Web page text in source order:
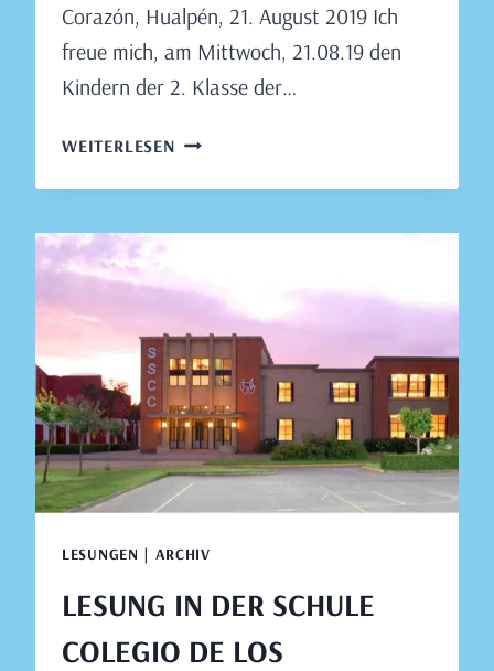
Corazón, Hualpén, 21. August 2019 Ich
freue mich, am Mittwoch, 21.08.19 den
Kindern der 2. Klasse der…
WEITERLESENLESUNG
DER
CORAZÓN,
HUALPÉN,
21.
AUGUST
2019
LESUNGEN | ARCHIV
LESUNG IN DER SCHULE
COLEGIO DE LOS